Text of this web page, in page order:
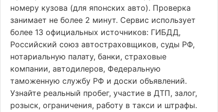
номеру кузова (для японских авто). Проверка
занимает не более 2 минут. Сервис использует
более 13 официальных источников: ГИБДД,
Российский союз автостраховщиков, суды РФ,
нотариальную палату, банки, страховые
компании, автодилеров, Федеральную
таможенную службу РФ и доски объявлений.
Узнайте реальный пробег, участие в ДТП, залог,
розыск, ограничения, работу в такси и штрафы.